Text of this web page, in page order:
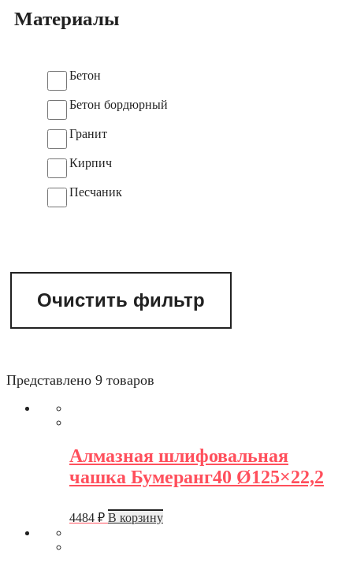
Материалы
Бетон
Бетон бордюрный
Гранит
Кирпич
Песчаник
Очистить фильтр
Представлено 9 товаров
Алмазная шлифовальная
чашка Бумеранг40 Ø125×22,2
4484 ₽ В корзину